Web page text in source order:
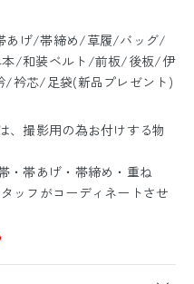
あげ/帯締め/草履/バッグ/
本/和装ベルト/前板/後板/伊
衿芯/足袋(新品プレゼント)
、撮影用の為お付けする物
・帯あげ・帯締め・重ね
ッフがコーディネートさせ